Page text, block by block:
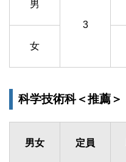
男
3
女
科学技術科＜推薦＞
男女 定員